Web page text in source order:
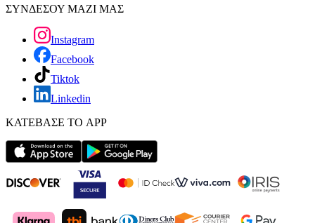
ΣΥΝΔΕΣΟΥ ΜΑΖΙ ΜΑΣ
Instagram
Facebook
Tiktok
Linkedin
ΚΑΤΕΒΑΣΕ ΤΟ APP